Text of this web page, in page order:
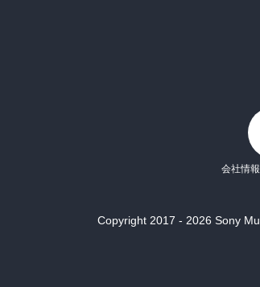
会社情報
Copyright 2017 - 2026 Sony